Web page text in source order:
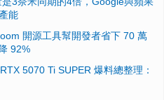
能
開源工具幫開發者省下 70 萬
92%
5070 Ti SUPER 爆料總整理：